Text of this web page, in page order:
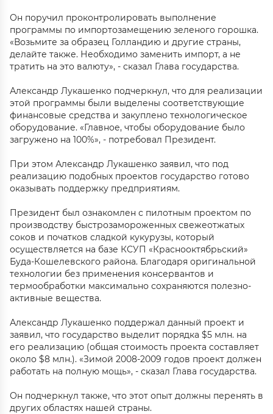
Он поручил проконтролировать выполнение
программы по импортозамещению зеленого горошка.
«Возьмите за образец Голландию и другие страны,
делайте также. Необходимо заменить импорт, а не
тратить на это валюту», - сказал Глава государства.
Александр Лукашенко подчеркнул, что для реализации
этой программы были выделены соответствующие
финансовые средства и закуплено технологическое
оборудование. «Главное, чтобы оборудование было
загружено на 100%», - потребовал Президент.
При этом Александр Лукашенко заявил, что под
реализацию подобных проектов государство готово
оказывать поддержку предприятиям.
Президент был ознакомлен с пилотным проектом по
производству быстрозамороженных свежеотжатых
соков и початков сладкой кукурузы, который
осуществляется на базе КСУП «Краснооктябрьский»
Буда-Кошелевского района. Благодаря оригинальной
технологии без применения консервантов и
термообработки максимально сохраняются полезно-
активные вещества.
Александр Лукашенко поддержал данный проект и
заявил, что государство выделит порядка $5 млн. на
его реализацию (общая стоимость проекта составляет
около $8 млн.). «Зимой 2008-2009 годов проект должен
работать на полную мощь», - сказал Глава государства.
Он подчеркнул также, что этот опыт должны перенять в
других областях нашей страны.